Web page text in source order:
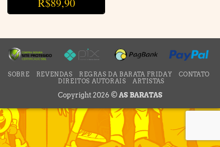
SOBRE REVENDAS REGRAS DA BARATA FRIDAY
CONTATO
DIREITOS AUTORAIS
ARTISTAS
Copyright 2026 ©AS BARATAS